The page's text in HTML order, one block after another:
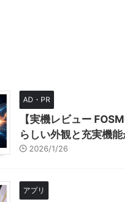
AD・PR
【実機レビュー
らしい外観と充実機
2026/1/26
アプリ